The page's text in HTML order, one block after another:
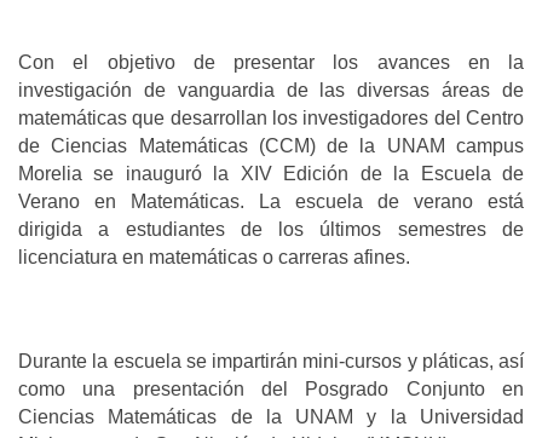
Con el objetivo de presentar los avances en la
investigación de vanguardia de las diversas áreas de
matemáticas que desarrollan los investigadores del Centro
de Ciencias Matemáticas (CCM) de la UNAM campus
Morelia se inauguró la XIV Edición de la Escuela de
Verano en Matemáticas. La escuela de verano está
dirigida a estudiantes de los últimos semestres de
licenciatura en matemáticas o carreras afines.
Durante la escuela se impartirán mini-cursos y pláticas, así
como una presentación del Posgrado Conjunto en
Ciencias Matemáticas de la UNAM y la Universidad